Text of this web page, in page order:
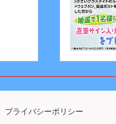
プライバシーポリシー